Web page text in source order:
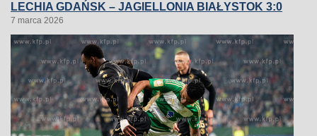
LECHIA GDAŃSK – JAGIELLONIA BIAŁYSTOK 3:0
7 marca 2026